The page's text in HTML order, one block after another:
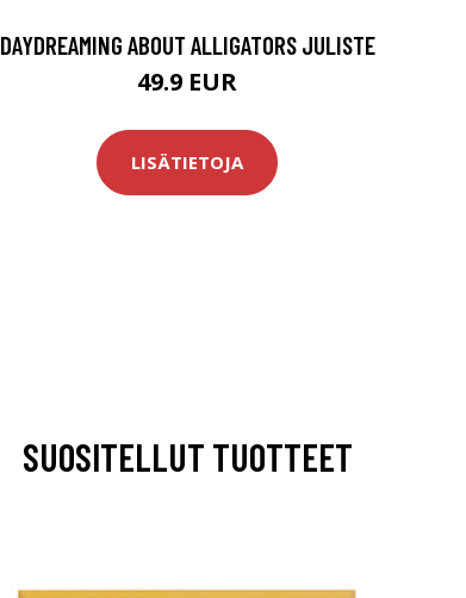
DAYDREAMING ABOUT ALLIGATORS JULISTE
49.9 EUR
LISÄTIETOJA
SUOSITELLUT TUOTTEET